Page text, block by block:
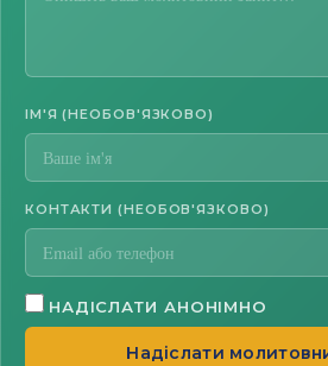
ІМ'Я (НЕОБОВ'ЯЗКОВО)
КОНТАКТИ (НЕОБОВ'ЯЗКОВО)
НАДІСЛАТИ АНОНІМНО
Надіслати